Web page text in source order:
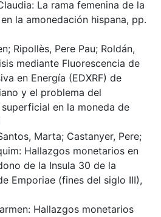
La rama femenina de la
en la amonedación hispana, pp.
Ripollès, Pere Pau; Roldán,
mediante Fluorescencia de
en Energía (EDXRF) de
y el problema del
en la moneda de
Marta; Castanyer, Pere;
Hallazgos monetarios en
de la Insula 30 de la
Emporiae (fines del siglo III),
Hallazgos monetarios